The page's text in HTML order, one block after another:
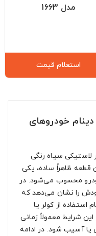
مدل 1663
استعلام قیمت
خودروهای
لاستیکی سیاه رنگی
قطعه ظاهراً ساده، یکی
محسوب می‌شود. در
را نشان می‌دهد که
از کولر یا
شرایط معمولاً زمانی
یا آسیب شود. در ادامه